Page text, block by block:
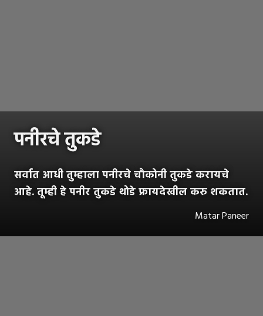
पनीरचे तुकडे
सर्वात आधी तुम्हाला पनीरचे चौकोनी तुकडे करायचे
आहे. तूम्ही हे पनीर तुकडे थोडे फ्रायदेखील करु शकतात.
Matar Paneer